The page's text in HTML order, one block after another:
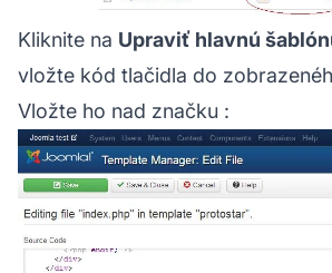
Kliknite na Upraviť hlavnú
vložte kód tlačidla do
Vložte ho nad značku :